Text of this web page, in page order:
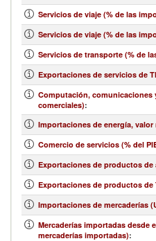
Servicios de viaje (% de las
Servicios de viaje (% de las
Servicios de transporte (% de
Exportaciones de servicios de
Computación, comunicaciones
comerciales):
Importaciones de energía,
Comercio de servicios (% del
Exportaciones de productos de
Exportaciones de productos
Importaciones de mercaderías
Mercaderías importadas desde
mercaderías importadas):